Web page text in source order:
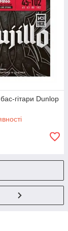
гітари Dunlop